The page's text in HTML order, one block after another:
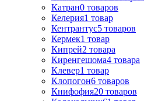
Катран0 товаров
Келерия1 товар
Кентрантус5 товаров
Кермек1 товар
Кипрей2 товара
Киренгешома4 товара
Клевер1 товар
Клопогон6 товаров
Книфофия20 товаров